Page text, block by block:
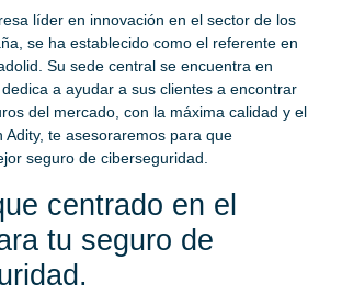
líder en innovación en el sector de los
se ha establecido como el referente en
Su sede central se encuentra en
a ayudar a sus clientes a encontrar
del mercado, con la máxima calidad y el
Adity, te asesoraremos para que
seguro de ciberseguridad.
centrado en el
tu seguro de